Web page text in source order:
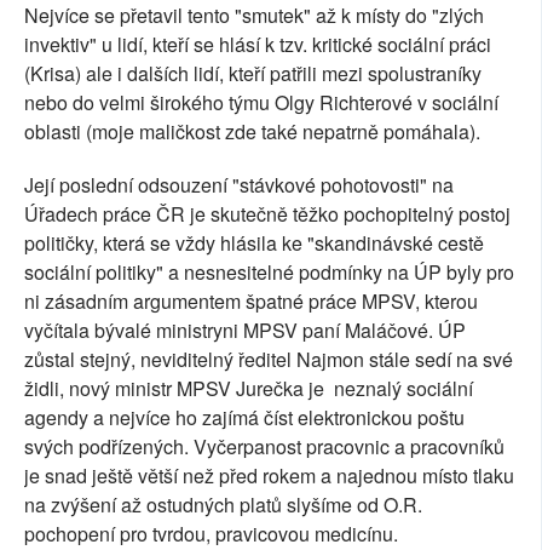
Nejvíce se přetavil tento "smutek" až k místy do "zlých
invektiv" u lidí, kteří se hlásí k tzv. kritické sociální práci
(Krisa) ale i dalších lidí, kteří patřili mezi spolustraníky
nebo do velmi širokého týmu Olgy Richterové v sociální
oblasti (moje maličkost zde také nepatrně pomáhala).
Její poslední odsouzení "stávkové pohotovosti" na
Úřadech práce ČR je skutečně těžko pochopitelný postoj
političky, která se vždy hlásila ke "skandinávské cestě
sociální politiky" a nesnesitelné podmínky na ÚP byly pro
ni zásadním argumentem špatné práce MPSV, kterou
vyčítala bývalé ministryni MPSV paní Maláčové. ÚP
zůstal stejný, neviditelný ředitel Najmon stále sedí na své
židli, nový ministr MPSV Jurečka je neznalý sociální
agendy a nejvíce ho zajímá číst elektronickou poštu
svých podřízených. Vyčerpanost pracovnic a pracovníků
je snad ještě větší než před rokem a najednou místo tlaku
na zvýšení až ostudných platů slyšíme od O.R.
pochopení pro tvrdou, pravicovou medicínu.